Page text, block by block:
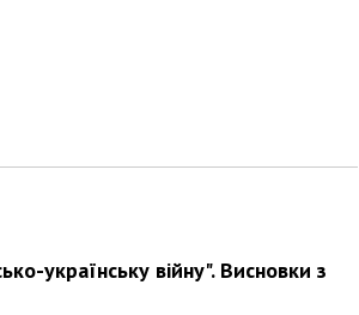
українську війну". Висновки з